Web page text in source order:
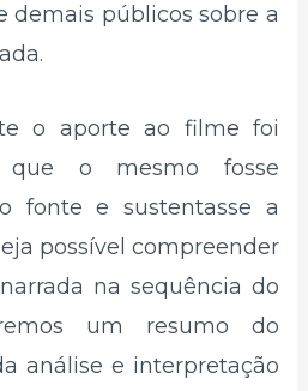
demais públicos sobre a
o aporte ao filme foi
que o mesmo fosse
fonte e sustentasse a
possível compreender
na sequência do
um resumo do
análise e interpretação